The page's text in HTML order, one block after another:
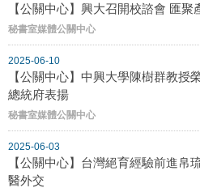
【公關中心】興大召開校諮會 匯
秘書室媒體公關中心
2025-06-10
【公關中心】中興大學陳樹群教授
總統府表揚
秘書室媒體公關中心
2025-06-03
【公關中心】台灣絕育經驗前進帛
醫外交